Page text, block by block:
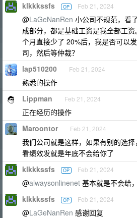
klkkkssfs OP Feb 21, 2024
@LaGeNanRen 小公司不规范，看
成部分，都是基础工资是我全部工
个月直接少了 20%后，我是否可以
司，然后等仲裁？
lap510200 Feb 21, 2024
熟悉的操作
Lippman Feb 21, 2024
正在经历的操作
Maroontor Feb 21, 2024
我们公司就是这样，如果有别的选
看绩效发就是年底不会给你了
klkkkssfs OP Feb 21, 2024
@alwaysonlinenet 基本就是不会给
klkkkssfs OP Feb 21, 2024
@LaGeNanRen 感谢回复